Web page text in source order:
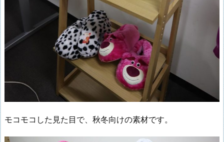
モコモコした見た目で、秋冬向けの素材です。